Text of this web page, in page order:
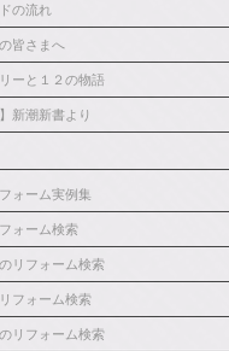
の流れ
皆さまへ
ーと１２の物語
新潮新書より
ォーム実例集
ォーム検索
リフォーム検索
フォーム検索
リフォーム検索